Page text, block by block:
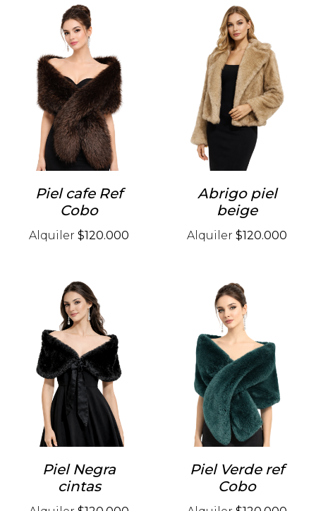
Piel cafe Ref
Cobo
Alquiler $120.000
Abrigo piel
beige
Alquiler $120.000
Piel Negra
cintas
Piel Verde ref
Cobo